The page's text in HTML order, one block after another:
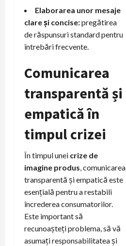
Elaborarea unor mesaje
clare și concise:pregătirea
de răspunsuri standard pentru
întrebări frecvente.
Comunicarea
transparentă și
empatică în
timpul crizei
În timpul unei crize de
imagine produs, comunicarea
transparentă și empatică este
esențială pentru a restabili
încrederea consumatorilor.
Este important să
recunoașteți problema, să vă
asumați responsabilitatea și